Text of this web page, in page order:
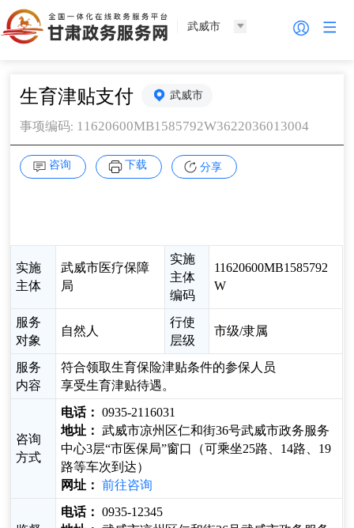
武威市
生育津贴支付 武威市
事项编码: 11620600MB1585792W3622036013004
咨询 下载 分享
实施
主体
武威市医疗保障
局
实施
主体
编码
11620600MB1585792
W
服务
对象
自然人
行使
层级
市级/隶属
服务
内容
符合领取生育保险津贴条件的参保人员
享受生育津贴待遇。
咨询
方式
电话： 0935-2116031
地址： 武威市凉州区仁和街36号武威市政务服务
中心3层“市医保局”窗口（可乘坐25路、14路、19
路等车次到达）
网址：
前往咨询
电话： 0935-12345